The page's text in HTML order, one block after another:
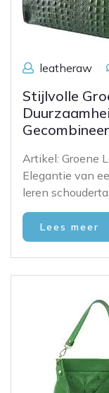
leatheraw
Stijlvolle
Artikel: Groene
Elegantie van
leren
Lees meer